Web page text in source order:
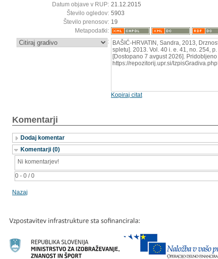
Datum objave v RUP: 21.12.2015
Število ogledov: 5903
Število prenosov: 19
Metapodatki:
: BAŠIĆ-HRVATIN, Sandra, 2013,
spletu]. 2013. Vol. 40 i. e. 41, no. 254,
[Dostopano 7 avgust 2026]. Pridobljeno
https://repozitorij.upr.si/
Kopiraj citat
Komentarji
Dodaj komentar
Komentarji (0)
0 - 0 / 0
Ni komentarjev!
Nazaj